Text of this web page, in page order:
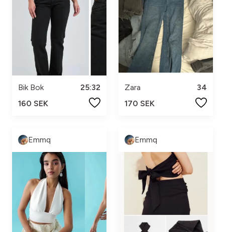
Bik Bok
25:32
160 SEK
Zara
34
170 SEK
Emmq Emmq